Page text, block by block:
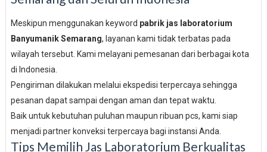
Meskipun menggunakan keyword pabrik jas laboratorium
Banyumanik Semarang, layanan kami tidak terbatas pada
wilayah tersebut. Kami melayani pemesanan dari berbagai kota
di Indonesia.
Pengiriman dilakukan melalui ekspedisi terpercaya sehingga
pesanan dapat sampai dengan aman dan tepat waktu.
Baik untuk kebutuhan puluhan maupun ribuan pcs, kami siap
menjadi partner konveksi terpercaya bagi instansi Anda.
Tips Memilih Jas Laboratorium Berkualitas